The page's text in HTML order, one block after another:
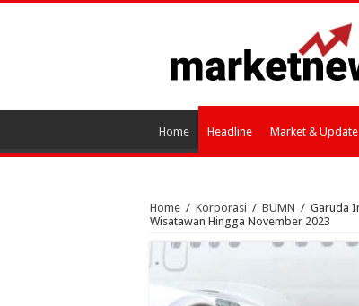
Home Headline Market & Update
Home / Korporasi / BUMN / Garuda
Wisatawan Hingga November 2023